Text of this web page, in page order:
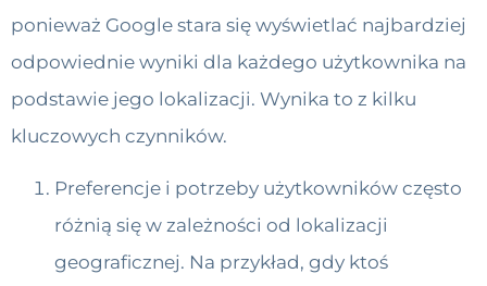
ponieważ Google stara się wyświetlać najbardziej
odpowiednie wyniki dla każdego użytkownika na
podstawie jego lokalizacji. Wynika to z kilku
kluczowych czynników.
Preferencje i potrzeby użytkowników często
różnią się w zależności od lokalizacji
geograficznej. Na przykład, gdy ktoś